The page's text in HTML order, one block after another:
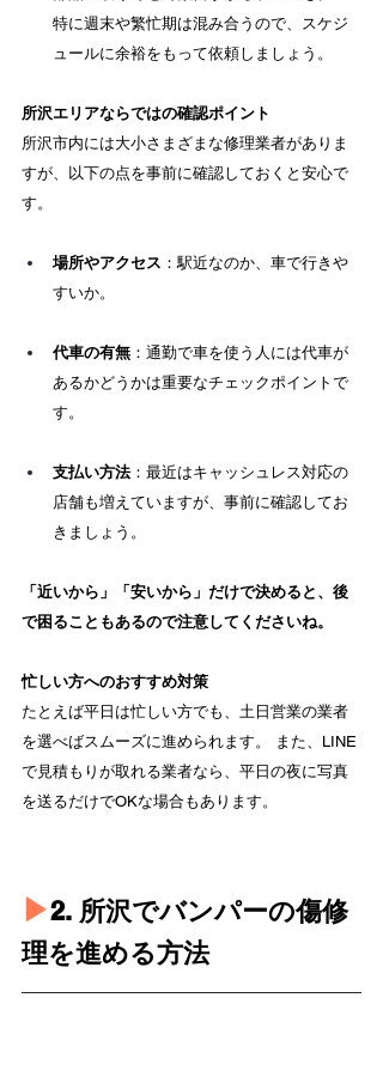
特に週末や繁忙期は混み合うので、スケジ
ュールに余裕をもって依頼しましょう。
所沢エリアならではの確認ポイント
所沢市内には大小さまざまな修理業者がありま
すが、以下の点を事前に確認しておくと安心で
す。
場所やアクセス ：駅近なのか、車で行きや
すいか。
代車の有無 ：通勤で車を使う人には代車が
あるかどうかは重要なチェックポイントで
す。
支払い方法：最近はキャッシュレス対応の
店舗も増えていますが、事前に確認してお
きましょう。
「近いから」「安いから」だけで決めると、後
で困ることもあるので注意してくださいね。
忙しい方へのおすすめ対策
たとえば平日は忙しい方でも、土日営業の業者
を選べばスムーズに進められます。 また、LINE
で見積もりが取れる業者なら、平日の夜に写真
を送るだけでOKな場合もあります。
▶︎2. 所沢でバンパーの傷修
理を進める方法